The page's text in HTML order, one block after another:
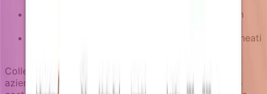
Per utenti vicini ai limiti: prompt di upgrade con
Per utenti in prova: spotlight di funzionalità allineati
Collegando le campagne di retention a contesto
aziendale fresco attraverso enricher, i team possono